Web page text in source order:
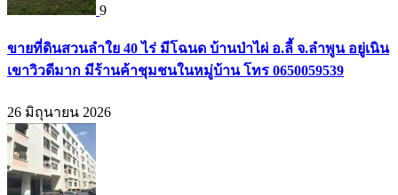
9
ขายที่ดินสวนลำใย 40 ไร่ มีโฉนด บ้านป่าไผ่ อ.ลี้ จ.ลำพูน อยู่เนิน
เขาวิวดีมาก มีร้านค้าชุมชนในหมู่บ้าน โทร 0650059539
26 มิถุนายน 2026